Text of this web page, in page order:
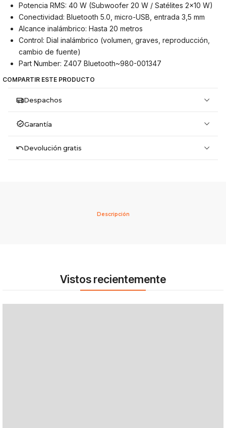
Potencia RMS: 40 W (Subwoofer 20 W / Satélites 2x10 W)
Conectividad: Bluetooth 5.0, micro-USB, entrada 3,5 mm
Alcance inalámbrico: Hasta 20 metros
Control: Dial inalámbrico (volumen, graves, reproducción,
cambio de fuente)
Part Number: Z407 Bluetooth~980-001347
COMPARTIR ESTE PRODUCTO
Despachos
Garantía
Devolución gratis
Descripción
Vistos recientemente